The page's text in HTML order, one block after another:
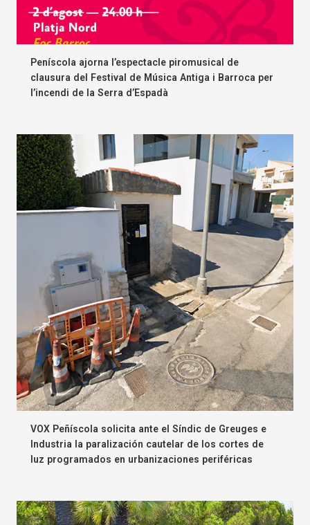
Peníscola ajorna l’espectacle piromusical de
clausura del Festival de Música Antiga i Barroca per
l’incendi de la Serra d’Espadà
VOX Peñíscola solicita ante el Síndic de Greuges e
Industria la paralización cautelar de los cortes de
luz programados en urbanizaciones periféricas